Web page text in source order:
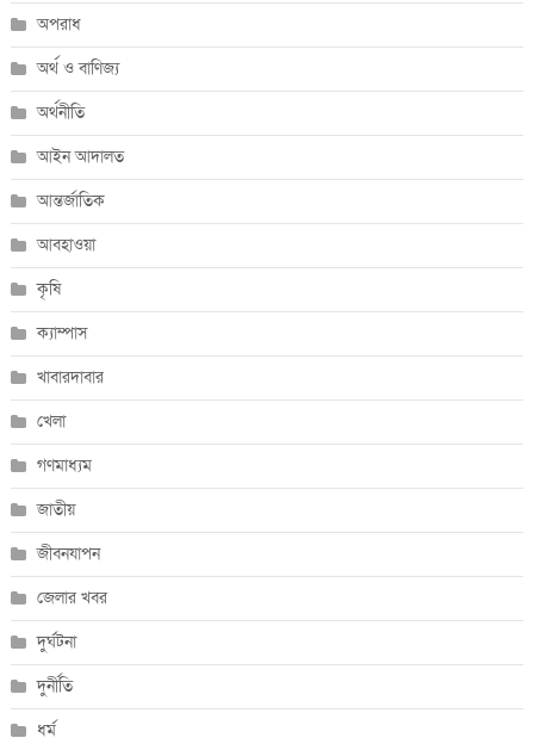
অপরাধ
অর্থ ও বাণিজ্য
অর্থনীতি
আইন আদালত
আন্তর্জাতিক
আবহাওয়া
কৃষি
ক্যাম্পাস
খাবারদাবার
খেলা
গণমাধ্যম
জাতীয়
জীবনযাপন
জেলার খবর
দুর্ঘটনা
দুর্নীতি
ধর্ম